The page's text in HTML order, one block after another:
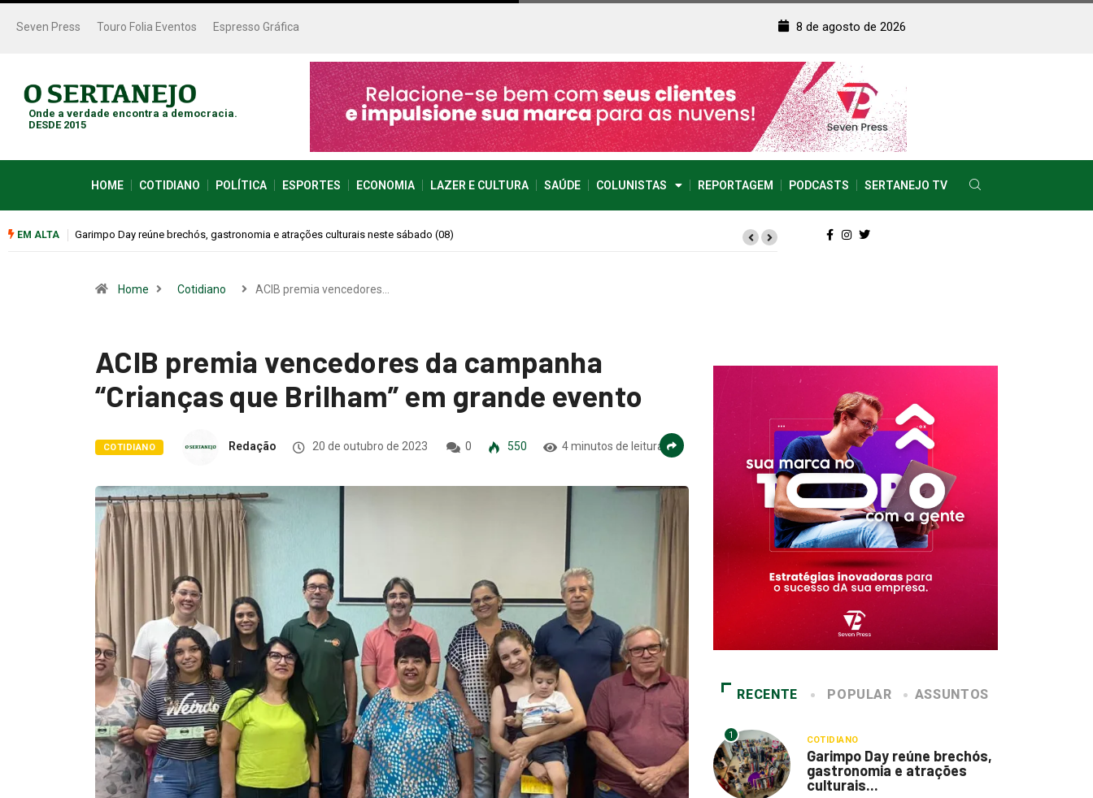
Seven Press Touro Folia Eventos Espresso Gráfica 8 de agosto de 2026
Onde a verdade encontra a democracia.
DESDE 2015
HOME COTIDIANO POLÍTICA ESPORTES ECONOMIA LAZER E CULTURA SAÚDE COLUNISTAS REPORTAGEM PODCASTS SERTANEJO TV
EM ALTA Bugonia transforma paranoia e conspiração em um suspense imprevisível
Home Cotidiano ACIB premia vencedores…
ACIB premia vencedores da campanha
“Crianças que Brilham” em grande evento
COTIDIANO Redação 20 de outubro de 2023 0 550 4 minutos de leitura
RECENTE POPULAR ASSUNTOS
1 COTIDIANO
Garimpo Day reúne brechós,
gastronomia e atrações
culturais...